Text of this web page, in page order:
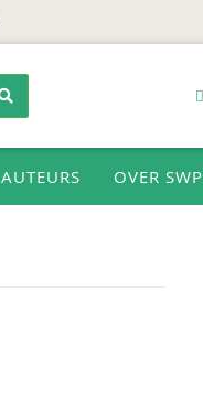
AUTEURS OVER SWP